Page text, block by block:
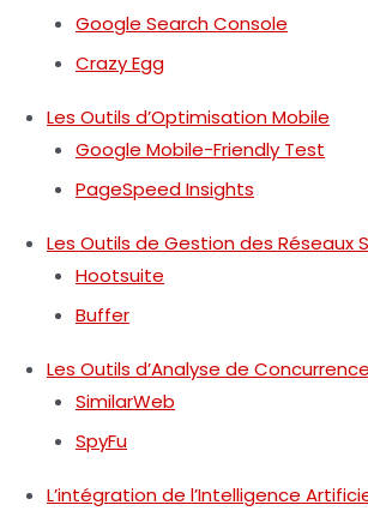
Google Search Console
Crazy Egg
Les Outils d’Optimisation Mobile
Google Mobile-Friendly Test
PageSpeed Insights
Les Outils de Gestion des Réseaux
Hootsuite
Buffer
Les Outils d’Analyse de Concurrence
SimilarWeb
SpyFu
L’intégration de l’Intelligence